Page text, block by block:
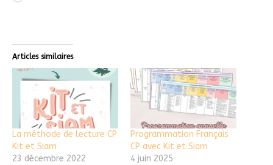
Articles similaires
La méthode de lecture CP
Kit et Siam
23 décembre 2022
Programmation Français
CP avec Kit et Siam
4 juin 2025